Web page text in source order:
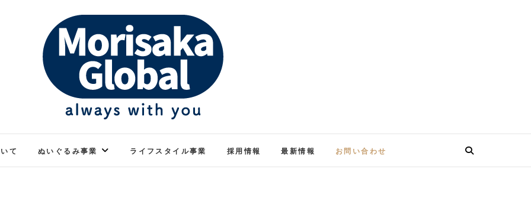
リサカグローバル
て ぬいぐるみ事業 ライフスタイル事業 採用情報 最新情報 お問い合わせ